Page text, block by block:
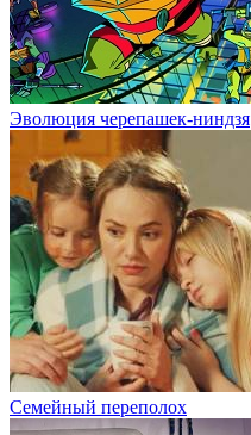
Эволюция черепашек-ниндзя
Семейный переполох